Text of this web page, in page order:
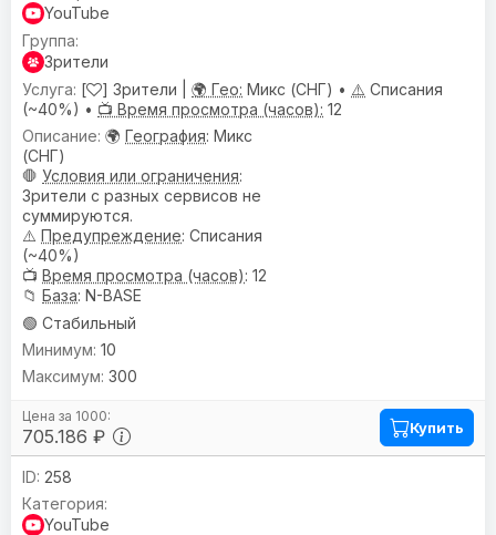
YouTube
Зрители
[
] Зрители | 🌍 Гео: Микс (СНГ) • ⚠️ Списания
(~40%) • 📺 Время просмотра (часов): 12
🌍 География: Микс
(СНГ)
🛑 Условия или ограничения:
Зрители с разных сервисов не
суммируются.
⚠️ Предупреждениe: Списания
(~40%)
📺 Время просмотра (часов): 12
📁 База: N-BASE
🟢 Стабильный
705.186 ₽
10
300
Купить
258
YouTube